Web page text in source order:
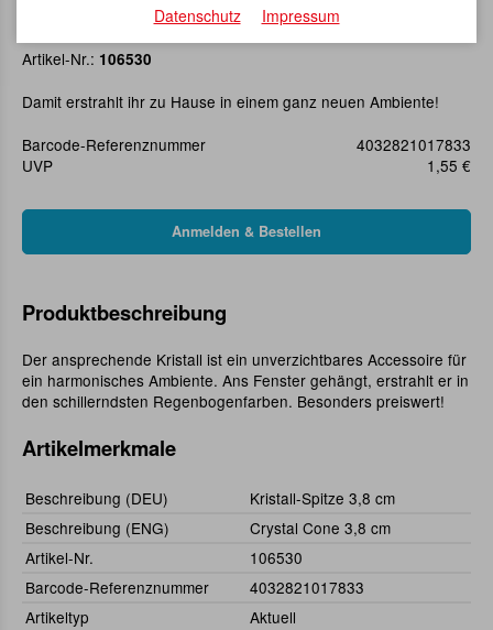
Kristall-Spitze 3,8 cm
Artikel-Nr.: 106530
Damit erstrahlt ihr zu Hause in einem ganz neuen Ambiente!
Barcode-Referenznummer
4032821017833
UVP
1,55 €
Produktbeschreibung
Der ansprechende Kristall ist ein unverzichtbares Accessoire für
ein harmonisches Ambiente. Ans Fenster gehängt, erstrahlt er in
den schillerndsten Regenbogenfarben. Besonders preiswert!
Artikelmerkmale
Beschreibung (DEU)
Kristall-Spitze 3,8 cm
Beschreibung (ENG)
Crystal Cone 3,8 cm
Artikel-Nr.
106530
Barcode-Referenznummer
4032821017833
Artikeltyp
Aktuell
Datenschutz Impressum